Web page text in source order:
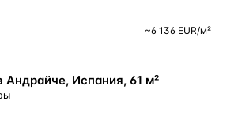
~6 136 EUR/м²
Испания, 61 м²